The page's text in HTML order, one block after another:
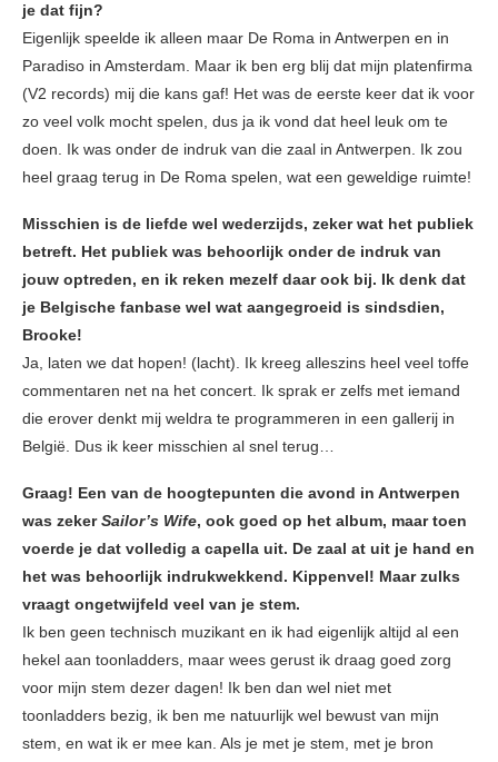
je dat fijn?
Eigenlijk speelde ik alleen maar De Roma in Antwerpen en in
Paradiso in Amsterdam. Maar ik ben erg blij dat mijn platenfirma
(V2 records) mij die kans gaf! Het was de eerste keer dat ik voor
zo veel volk mocht spelen, dus ja ik vond dat heel leuk om te
doen. Ik was onder de indruk van die zaal in Antwerpen. Ik zou
heel graag terug in De Roma spelen, wat een geweldige ruimte!
Misschien is de liefde wel wederzijds, zeker wat het publiek
betreft. Het publiek was behoorlijk onder de indruk van
jouw optreden, en ik reken mezelf daar ook bij. Ik denk dat
je Belgische fanbase wel wat aangegroeid is sindsdien,
Brooke!
Ja, laten we dat hopen! (lacht). Ik kreeg alleszins heel veel toffe
commentaren net na het concert. Ik sprak er zelfs met iemand
die erover denkt mij weldra te programmeren in een gallerij in
België. Dus ik keer misschien al snel terug…
Graag! Een van de hoogtepunten die avond in Antwerpen
was zekerSailor’s Wife, ook goed op het album, maar toen
voerde je dat volledig a capella uit. De zaal at uit je hand en
het was behoorlijk indrukwekkend. Kippenvel! Maar zulks
vraagt ongetwijfeld veel van je stem.
Ik ben geen technisch muzikant en ik had eigenlijk altijd al een
hekel aan toonladders, maar wees gerust ik draag goed zorg
voor mijn stem dezer dagen! Ik ben dan wel niet met
toonladders bezig, ik ben me natuurlijk wel bewust van mijn
stem, en wat ik er mee kan. Als je met je stem, met je bron